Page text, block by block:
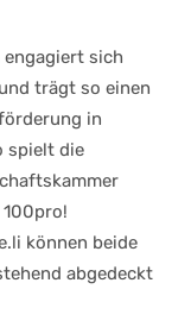
sich
trägt so einen
in
spielt die
können beide
abgedeckt